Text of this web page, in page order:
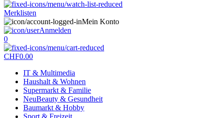
Merklisten
Mein Konto
Anmelden
0
CHF0.00
IT & Multimedia
Haushalt & Wohnen
Supermarkt & Familie
NeuBeauty & Gesundheit
Baumarkt & Hobby
Sport & Freizeit